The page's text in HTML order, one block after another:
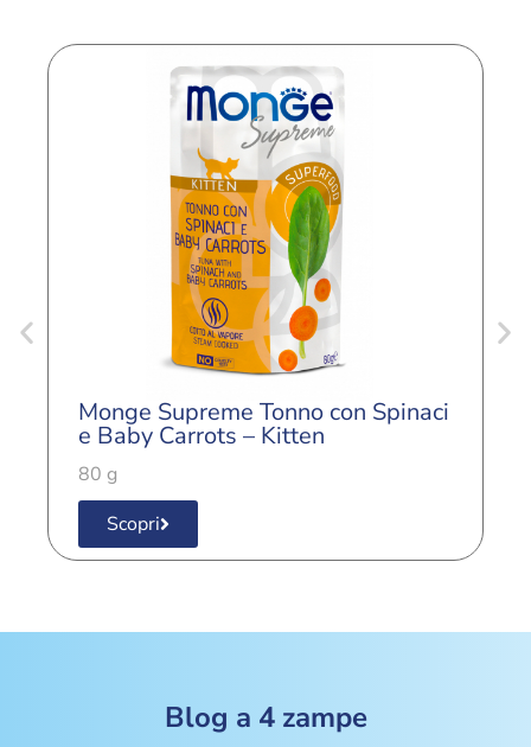
Monge Supreme Tonno con Spinaci
e Baby Carrots – Kitten
80 g
Scopri
Blog a 4 zampe